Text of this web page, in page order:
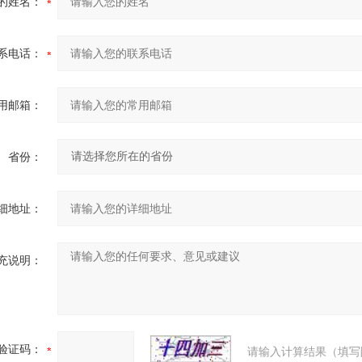
电话：
邮箱：
省份：
地址：
说明：
证码： 请输入计算结果（填